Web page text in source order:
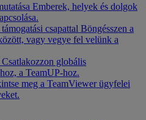
Emberek, helyek és dolgok
csapattal Böngésszen a
vagy vegye fel velünk a
Csatlakozzon globális
a TeamUP-hoz.
meg a TeamViewer ügyfelei